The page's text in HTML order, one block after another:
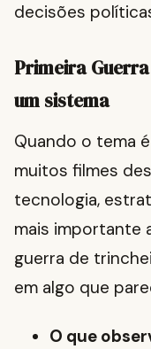
decisões
Primeira
um sistema
Quando o tema
muitos filmes
tecnologia,
mais importante
guerra de
em algo que
O que